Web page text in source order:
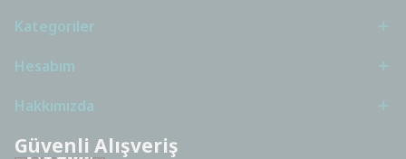
Kategoriler
Hesabım
Hakkımızda
Güvenli Alışveriş